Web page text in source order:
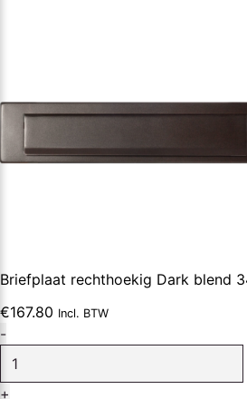
Briefplaat rechthoekig Dark blend
€167.80 Incl. BTW
Briefplaat
rechthoekig
-
+